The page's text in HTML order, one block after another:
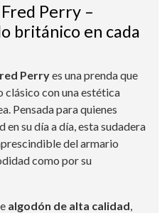
Perry –
británico en cada
Perryes una prenda que
con una estética
Pensada para quienes
su día a día, esta sudadera
del armario
como por su
algodón de alta calidad